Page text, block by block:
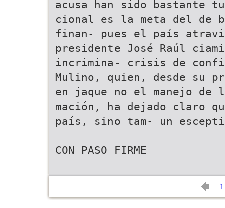
acusa han sido bastante
cional es la meta del de
finan- pues el país
presidente José Raúl
incrimina- crisis de
Mulino, quien, desde su
en jaque no el manejo
mación, ha dejado claro
país, sino tam- un
CON PASO FIRME
1